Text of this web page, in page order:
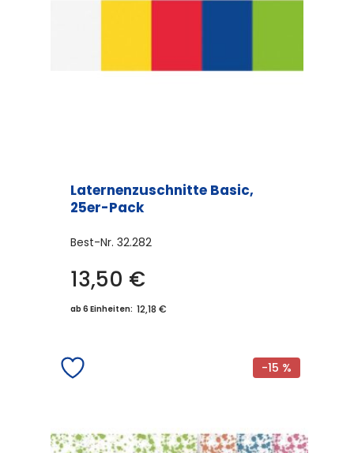
Laternenzuschnitte Basic,
25er-Pack
Best-Nr. 32.282
13,50 €
ab 6 Einheiten: 12,18 €
-15 %